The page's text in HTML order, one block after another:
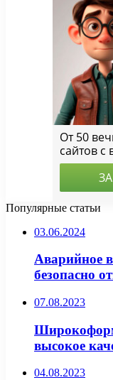
Популярные статьи
03.06.2024
Аварийное
безопасно
07.08.2023
высокое
04.08.2023